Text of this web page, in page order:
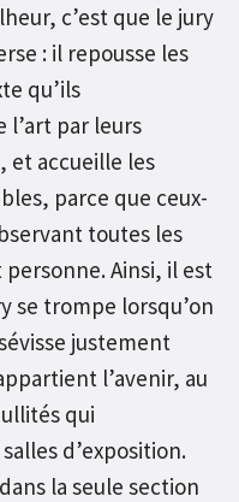
c’est que le jury
: il repousse les
qu’ils
par leurs
et accueille les
parce que ceux-
toutes les
Ainsi, il est
se trompe lorsqu’on
justement
l’avenir, au
qui
d’exposition.
la seule section